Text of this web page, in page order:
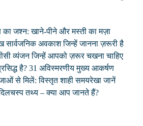
जश्न: खाने-पीने और मस्ती का मज़ा
अवकाश जिन्हें जानना ज़रूरी है
व्यंजन जिन्हें आपको ज़रूर चखना चाहिए
है? 31 अविस्मरणीय मुख्य आकर्षण
से मिलें: विस्तृत शाही समयरेखा जानें
तथ्य – क्या आप जानते हैं?